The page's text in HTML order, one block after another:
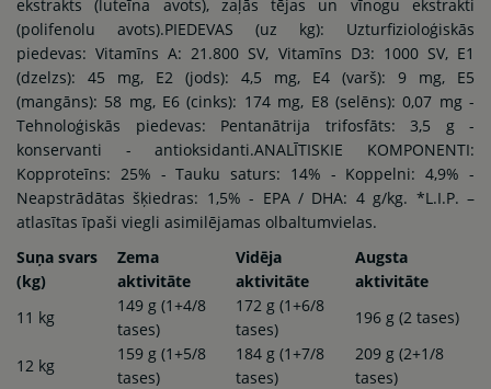
ekstrakts (luteīna avots), zaļās tējas un vīnogu ekstrakti
(polifenolu avots).PIEDEVAS (uz kg): Uzturfizioloģiskās
piedevas: Vitamīns A: 21.800 SV, Vitamīns D3: 1000 SV, E1
(dzelzs): 45 mg, E2 (jods): 4,5 mg, E4 (varš): 9 mg, E5
(mangāns): 58 mg, E6 (cinks): 174 mg, E8 (selēns): 0,07 mg -
Tehnoloģiskās piedevas: Pentanātrija trifosfāts: 3,5 g -
konservanti - antioksidanti.ANALĪTISKIE KOMPONENTI:
Kopproteīns: 25% - Tauku saturs: 14% - Koppelni: 4,9% -
Neapstrādātas šķiedras: 1,5% - EPA / DHA: 4 g/kg. *L.I.P. –
atlasītas īpaši viegli asimilējamas olbaltumvielas.
Suņa svars
(kg)
Zema
aktivitāte
Vidēja
aktivitāte
Augsta
aktivitāte
11 kg
149 g (1+4/8
tases)
172 g (1+6/8
tases)
196 g (2 tases)
12 kg
159 g (1+5/8
tases)
184 g (1+7/8
tases)
209 g (2+1/8
tases)